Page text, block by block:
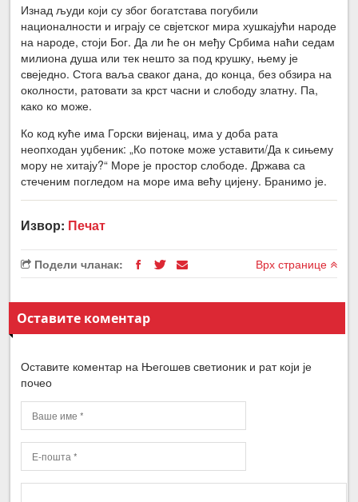
Изнад људи који су због богатстава погубили
националности и играју се свјетског мира хушкајући народе
на народе, стоји Бог. Да ли ће он међу Србима наћи седам
милиона душа или тек нешто за под крушку, њему је
свеједно. Стога ваља сваког дана, до конца, без обзира на
околности, ратовати за крст часни и слободу златну. Па,
како ко може.
Ко код куће има Горски вијенац, има у доба рата
неопходан уџбеник: „Ко потоке може уставити/Да к сињему
мору не хитају?“ Море је простор слободе. Држава са
стеченим погледом на море има већу цијену. Бранимо је.
Извор: Печат
Подели чланак: Врх странице
Оставите коментар
Оставите коментар на Његошев светионик и рат који је
почео